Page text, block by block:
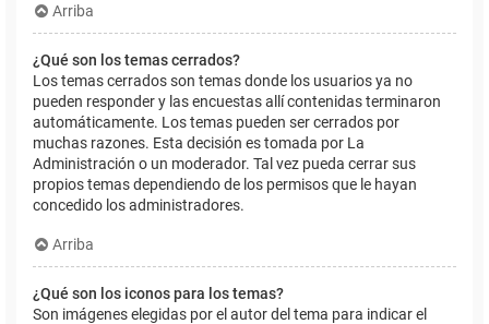
Arriba
¿Qué son los temas cerrados?
Los temas cerrados son temas donde los usuarios ya no
pueden responder y las encuestas allí contenidas terminaron
automáticamente. Los temas pueden ser cerrados por
muchas razones. Esta decisión es tomada por La
Administración o un moderador. Tal vez pueda cerrar sus
propios temas dependiendo de los permisos que le hayan
concedido los administradores.
Arriba
¿Qué son los iconos para los temas?
Son imágenes elegidas por el autor del tema para indicar el